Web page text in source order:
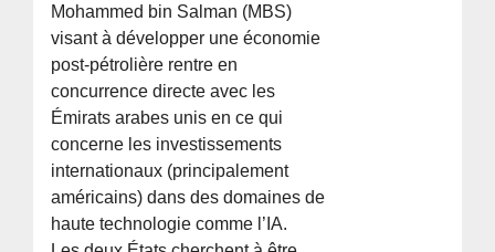
Mohammed bin Salman (MBS)
visant à développer une économie
post-pétrolière rentre en
concurrence directe avec les
Émirats arabes unis en ce qui
concerne les investissements
internationaux (principalement
américains) dans des domaines de
haute technologie comme l’IA.